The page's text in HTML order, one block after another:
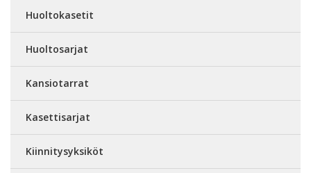
Huoltokasetit
Huoltosarjat
Kansiotarrat
Kasettisarjat
Kiinnitysyksiköt